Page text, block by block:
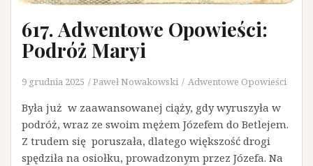
617. Adwentowe Opowieści:
Podróż Maryi
9 grudnia 2025 Paweł Nowakowski Adwentowe Opowieści
Była już w zaawansowanej ciąży, gdy wyruszyła w
podróż, wraz ze swoim mężem Józefem do Betlejem.
Z trudem się poruszała, dlatego większość drogi
spędziła na osiołku, prowadzonym przez Józefa. Na